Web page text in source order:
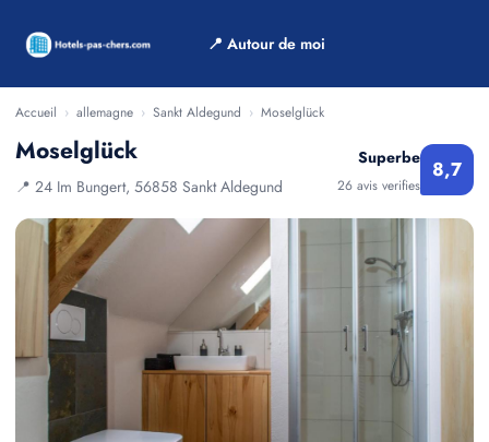
📍 Autour de moi
Accueil › allemagne › Sankt Aldegund › Moselglück
Moselglück
📍 24 Im Bungert, 56858 Sankt Aldegund
Superbe
26 avis verifies
8,7